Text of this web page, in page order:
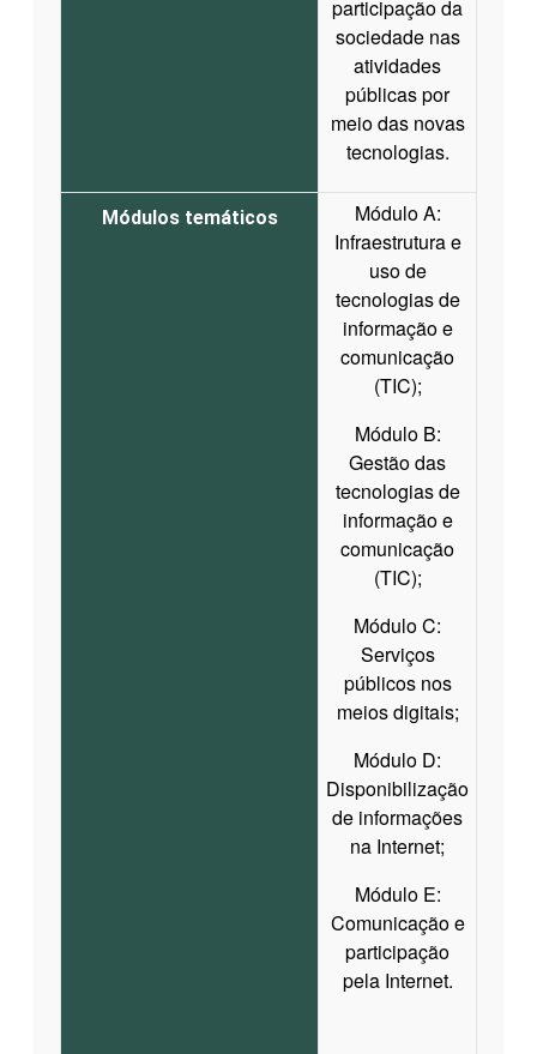
participação da
sociedade nas
atividades
públicas por
meio das novas
tecnologias.
Módulos temáticos
Módulo A:
Infraestrutura e
uso de
tecnologias de
informação e
comunicação
(TIC);
Módulo B:
Gestão das
tecnologias de
informação e
comunicação
(TIC);
Módulo C:
Serviços
públicos nos
meios digitais;
Módulo D:
Disponibilização
de informações
na Internet;
Módulo E:
Comunicação e
participação
pela Internet.